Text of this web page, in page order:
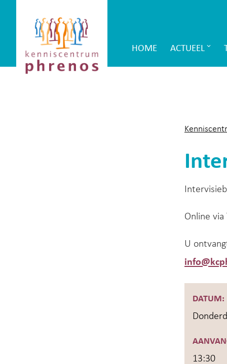
Phrenos
website
Main
HOME ACTUEEL
Online via
U
DATUM:
13:30